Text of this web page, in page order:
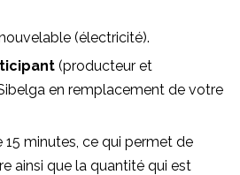
(électricité).
(producteur et
en remplacement de votre
minutes, ce qui permet de
ainsi que la quantité qui est